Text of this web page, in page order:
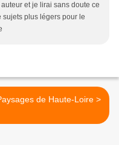
et je lirai sans doute ce
plus légers pour le
Paysages de Haute-Loire >